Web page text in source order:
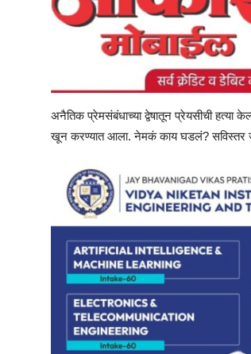
अनैतिक प्रेमसंबंधाच्या द्वेषातून प्रेयसीची हत्या
खून करण्यात आला. नेमकं काय घडलं? सविस्तर